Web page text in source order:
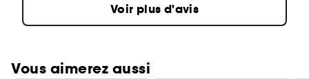
Voir plus d'avis
Vous aimerez aussi